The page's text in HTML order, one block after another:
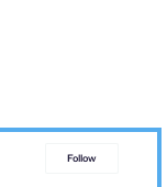
Follow